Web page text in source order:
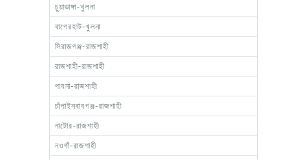
চুয়াডাঙ্গা-খুলনা
বাগেরহাট-খুলনা
সিরাজগঞ্জ-রাজশাহী
রাজশাহী-রাজশাহী
পাবনা-রাজশাহী
চাঁপাইনবাবগঞ্জ-রাজশাহী
নাটোর-রাজশাহী
নওগাঁ-রাজশাহী